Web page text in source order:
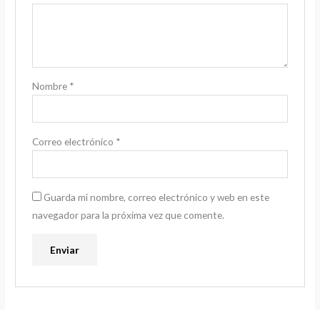
Nombre *
Correo electrónico *
Guarda mi nombre, correo electrónico y web en este
navegador para la próxima vez que comente.